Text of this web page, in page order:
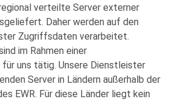
verteilte Server externer
Daher werden auf den
Zugriffsdaten verarbeitet.
im Rahmen einer
uns tätig. Unsere Dienstleister
Server in Ländern außerhalb der
EWR. Für diese Länder liegt kein